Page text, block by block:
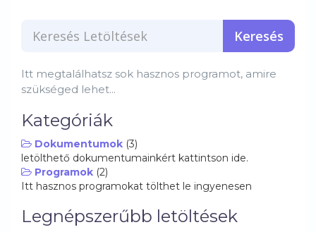
Itt megtalálhatsz sok hasznos programot, amire
szükséged lehet...
Kategóriák
Dokumentumok (3)
letölthető dokumentumainkért kattintson ide.
Programok (2)
Itt hasznos programokat tölthet le ingyenesen
Legnépszerűbb letöltések